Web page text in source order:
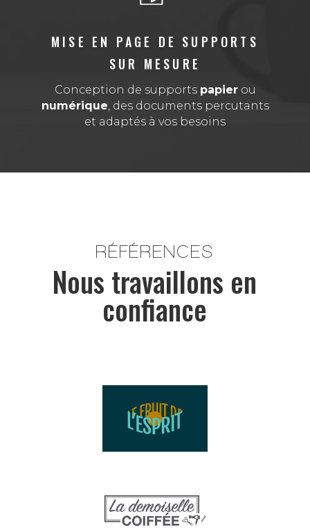
MISE EN PAGE DE SUPPORTS
SUR MESURE
Conception de supports papierou
numérique , des documents percutants
et adaptés à vos besoins
RÉFÉRENCES
Nous travaillons en
confiance